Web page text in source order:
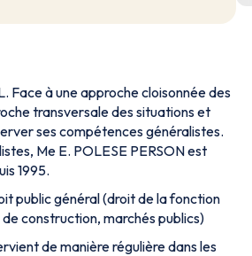
Face à une approche cloisonnée des
transversale des situations et
ses compétences généralistes.
Me E. POLESE PERSON est
1995.
public général (droit de la fonction
construction, marchés publics)
de manière régulière dans les